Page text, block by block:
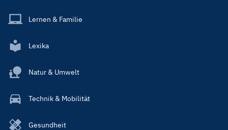
Lernen & Familie
Lexika
Natur & Umwelt
Technik & Mobilität
Gesundheit